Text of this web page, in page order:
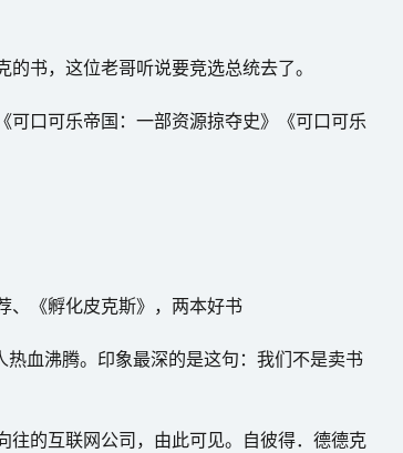
书，这位老哥听说要竞选总统去了。
口可乐帝国：一部资源掠夺史》《可口可乐
、《孵化皮克斯》，两本好书
血沸腾。印象最深的是这句：我们不是卖书
的互联网公司，由此可见。自彼得．德德克